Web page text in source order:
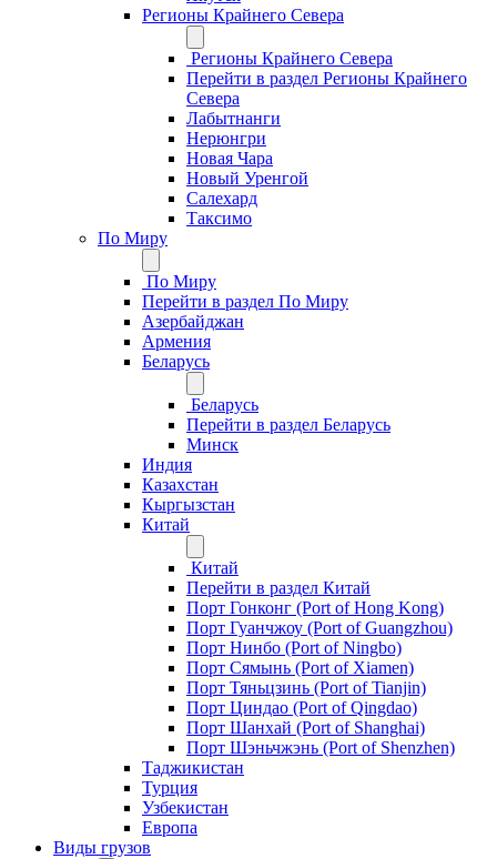
Регионы Крайнего Севера
Регионы Крайнего Севера
Перейти в раздел Регионы Крайнего
Севера
Лабытнанги
Нерюнгри
Новая Чара
Новый Уренгой
Салехард
Таксимо
По Миру
По Миру
Перейти в раздел По Миру
Азербайджан
Армения
Беларусь
Беларусь
Перейти в раздел Беларусь
Минск
Индия
Казахстан
Кыргызстан
Китай
Китай
Перейти в раздел Китай
Порт Гонконг (Port of Hong Kong)
Порт Гуанчжоу (Port of Guangzhou)
Порт Нинбо (Port of Ningbo)
Порт Сямынь (Port of Xiamen)
Порт Тяньцзинь (Port of Tianjin)
Порт Циндао (Port of Qingdao)
Порт Шанхай (Port of Shanghai)
Порт Шэньчжэнь (Port of Shenzhen)
Таджикистан
Турция
Узбекистан
Европа
Виды грузов